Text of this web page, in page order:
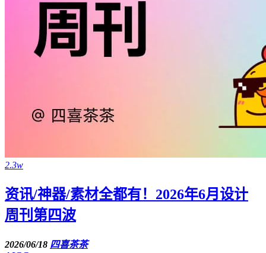
2.3w
资讯/神器/素材全都有！2026年6月设计
周刊第四波
2026/06/18 四喜茶茶